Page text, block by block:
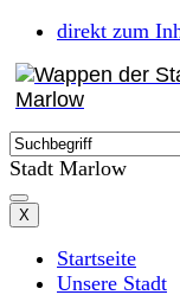
direkt zum
Stadt Marlow
X
Startseite
Unsere Stadt